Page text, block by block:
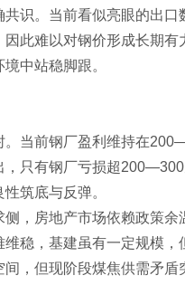
识。当前看似亮眼的出
此难以对钢价形成长期
中站稳脚跟。
。当前钢厂盈利维持在
，只有钢厂亏损超
筑底与反弹。
，房地产市场依赖政策
稳，基建虽有一定规模
，但现阶段煤焦供需矛